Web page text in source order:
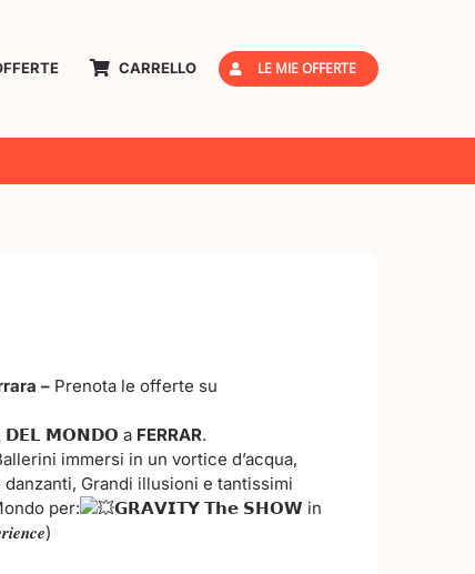
CARRELLO LE MIE OFFERTE
– Prenota le offerte su
𝗗𝗘𝗟 𝗠𝗢𝗡𝗗𝗢 a FERRAR.
immersi in un vortice d’acqua,
Grandi illusioni e tantissimi
per:
𝗚𝗥𝗔𝗩𝗜𝗧𝗬 𝗧𝗵𝗲 𝗦𝗛𝗢𝗪 in